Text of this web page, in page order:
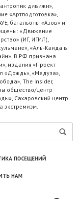
дивижн»,
«Артподготовка»,
батальоны «Азов» и
«Движение
(ИГ, ИГИЛ),
«Аль-Каида в
В РФ признана
издания «Проект
«Дождь», «Медуза»,
The Insider,
общество/центр
Сахаровский центр.
ПОСЕЩЕНИЙ
НАМ